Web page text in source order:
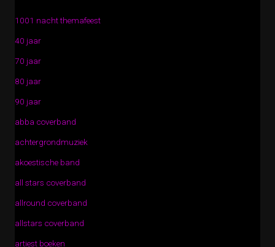
1001 nacht themafeest
40 jaar
70 jaar
80 jaar
90 jaar
abba coverband
achtergrondmuziek
akoestische band
all stars coverband
allround coverband
allstars coverband
artiest boeken